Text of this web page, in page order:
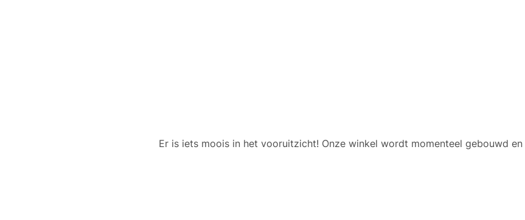
Er is iets moois in het vooruitzicht! Onze winkel wordt momenteel gebouwd